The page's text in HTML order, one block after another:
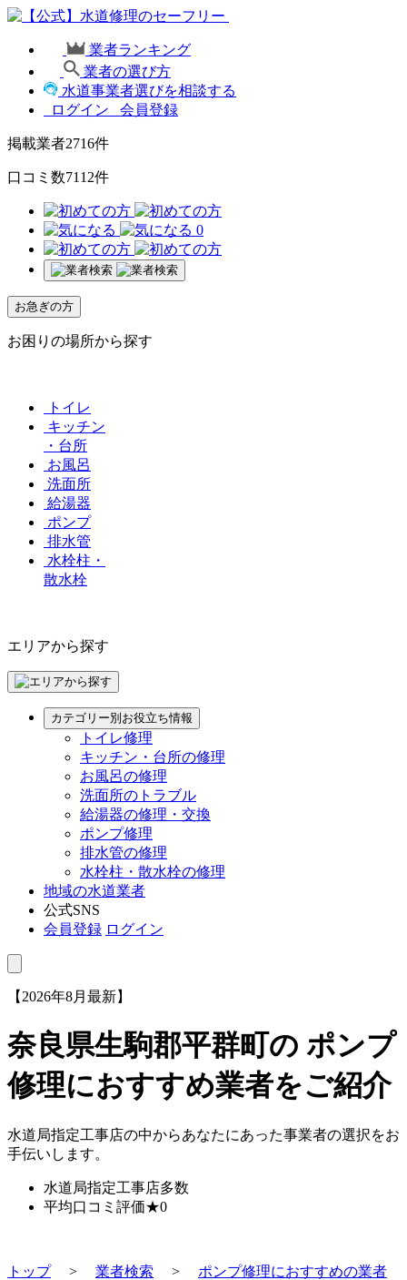
業者ランキング
業者の選び方
水道事業者選びを相談する
ログイン
会員登録
掲載業者2716件
口コミ数7112件
0
お急ぎの方
お困りの場所から探す
トイレ
キッチン
・台所
お風呂
洗面所
給湯器
ポンプ
排水管
水栓柱・
散水栓
エリアから探す
カテゴリー別お役立ち情報
トイレ修理
キッチン・台所の修理
お風呂の修理
洗面所のトラブル
給湯器の修理・交換
ポンプ修理
排水管の修理
水栓柱・散水栓の修理
地域の水道業者
公式SNS
会員登録 ログイン
【2026年8月最新】
奈良県生駒郡平群町の ポンプ
修理におすすめ業者をご紹介
水道局指定工事店の中からあなたにあった事業者の選択をお
手伝いします。
水道局指定工事店多数
平均口コミ評価★0
トップ> 業者検索 > ポンプ修理におすすめの業者